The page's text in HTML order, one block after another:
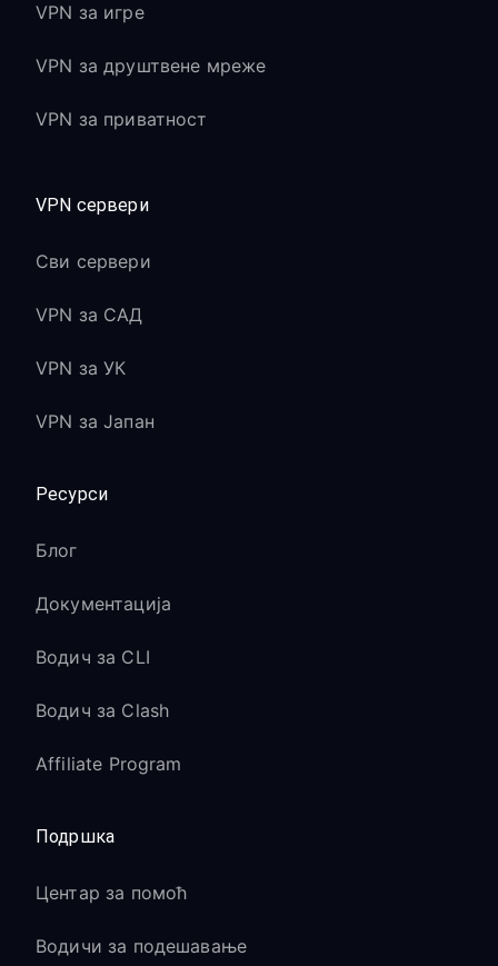
VPN за игре
VPN за друштвене мреже
VPN за приватност
VPN сервери
Сви сервери
VPN за САД
VPN за УК
VPN за Јапан
Ресурси
Блог
Документација
Водич за CLI
Водич за Clash
Affiliate Program
Подршка
Центар за помоћ
Водичи за подешавање